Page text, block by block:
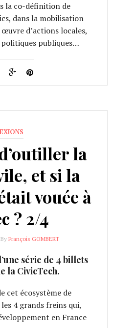
la co-définition de
dans la mobilisation
d’actions locales,
politiques publiques…
la
et si la
vouée à
? 2/4
François GOMBERT
série de 4 billets
la CivicTech.
cet écosystème de
4 grands freins qui,
en France